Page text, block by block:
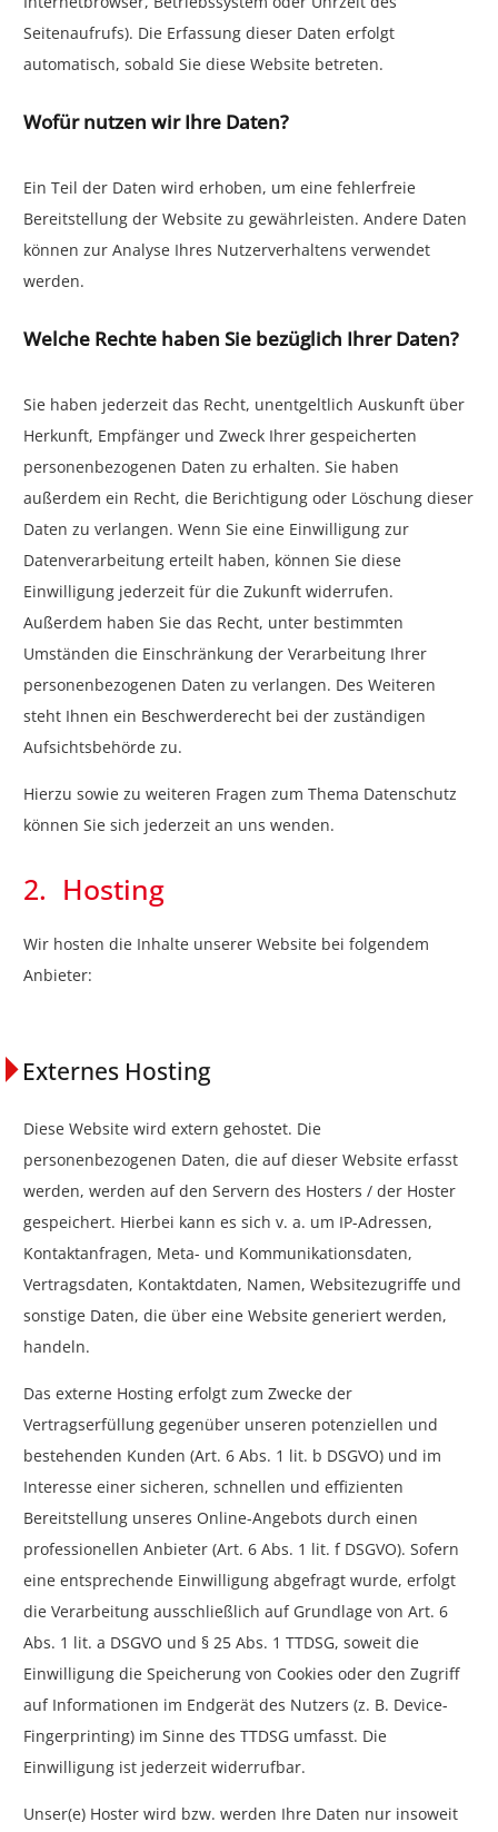
Seitenaufrufs). Die Erfassung dieser Daten erfolgt
automatisch, sobald Sie diese Website betreten.
Wofür nutzen wir Ihre Daten?
Ein Teil der Daten wird erhoben, um eine fehlerfreie
Bereitstellung der Website zu gewährleisten. Andere Daten
können zur Analyse Ihres Nutzerverhaltens verwendet
werden.
Welche Rechte haben Sie bezüglich Ihrer Daten?
Sie haben jederzeit das Recht, unentgeltlich Auskunft über
Herkunft, Empfänger und Zweck Ihrer gespeicherten
personenbezogenen Daten zu erhalten. Sie haben
außerdem ein Recht, die Berichtigung oder Löschung dieser
Daten zu verlangen. Wenn Sie eine Einwilligung zur
Datenverarbeitung erteilt haben, können Sie diese
Einwilligung jederzeit für die Zukunft widerrufen.
Außerdem haben Sie das Recht, unter bestimmten
Umständen die Einschränkung der Verarbeitung Ihrer
personenbezogenen Daten zu verlangen. Des Weiteren
steht Ihnen ein Beschwerderecht bei der zuständigen
Aufsichtsbehörde zu.
Hierzu sowie zu weiteren Fragen zum Thema Datenschutz
können Sie sich jederzeit an uns wenden.
2. Hosting
Wir hosten die Inhalte unserer Website bei folgendem
Anbieter:
Externes Hosting
Diese Website wird extern gehostet. Die
personenbezogenen Daten, die auf dieser Website erfasst
werden, werden auf den Servern des Hosters / der Hoster
gespeichert. Hierbei kann es sich v. a. um IP-Adressen,
Kontaktanfragen, Meta- und Kommunikationsdaten,
Vertragsdaten, Kontaktdaten, Namen, Websitezugriffe und
sonstige Daten, die über eine Website generiert werden,
handeln.
Das externe Hosting erfolgt zum Zwecke der
Vertragserfüllung gegenüber unseren potenziellen und
bestehenden Kunden (Art. 6 Abs. 1 lit. b DSGVO) und im
Interesse einer sicheren, schnellen und effizienten
Bereitstellung unseres Online-Angebots durch einen
professionellen Anbieter (Art. 6 Abs. 1 lit. f DSGVO). Sofern
eine entsprechende Einwilligung abgefragt wurde, erfolgt
die Verarbeitung ausschließlich auf Grundlage von Art. 6
Abs. 1 lit. a DSGVO und § 25 Abs. 1 TTDSG, soweit die
Einwilligung die Speicherung von Cookies oder den Zugriff
auf Informationen im Endgerät des Nutzers (z. B. Device-
Fingerprinting) im Sinne des TTDSG umfasst. Die
Einwilligung ist jederzeit widerrufbar.
Unser(e) Hoster wird bzw. werden Ihre Daten nur insoweit